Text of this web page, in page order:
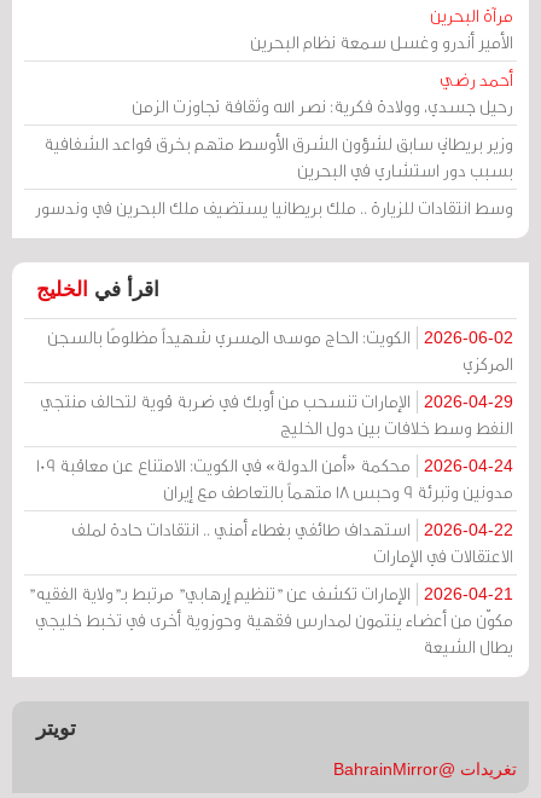
مرآة البحرين
الأمير أندرو وغسل سمعة نظام البحرين
أحمد رضي
رحيل جسدي، وولادة فكرية: نصر الله وثقافة تجاوزت الزمن
وزير بريطاني سابق لشؤون الشرق الأوسط متهم بخرق قواعد الشفافية
بسبب دور استشاري في البحرين
وسط انتقادات للزيارة .. ملك بريطانيا يستضيف ملك البحرين في وندسور
اقرأ في الخليج
2026-06-02
الكويت: الحاج موسى المسري شهيداً مظلومًا بالسجن
المركزي
2026-04-29
الإمارات تنسحب من أوبك في ضربة قوية لتحالف منتجي
النفط وسط خلافات بين دول الخليج
2026-04-24
محكمة «أمن الدولة» في الكويت: الامتناع عن معاقبة 109
مدونين وتبرئة 9 وحبس 18 متهماً بالتعاطف مع إيران
2026-04-22
استهداف طائفي بغطاء أمني .. انتقادات حادة لملف
الاعتقالات في الإمارات
2026-04-21
الإمارات تكشف عن "تنظيم إرهابي" مرتبط بـ"ولاية الفقيه"
مكوّن من أعضاء ينتمون لمدارس فقهية وحوزوية أخرى في تخبط خليجي
يطال الشيعة
تويتر
تغريدات @BahrainMirror